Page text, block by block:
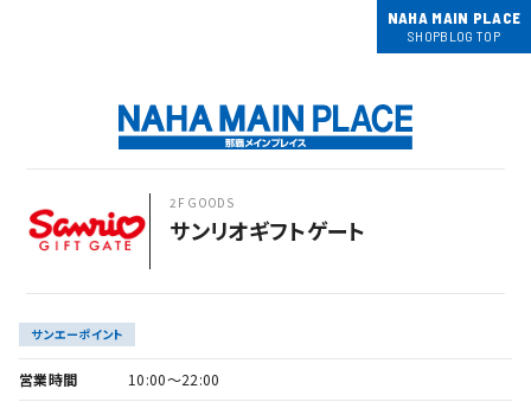
NAHA MAIN PLACE
SHOPBLOG TOP
2F GOODS
サンリオギフトゲート
サンエーポイント
営業時間 10:00～22:00